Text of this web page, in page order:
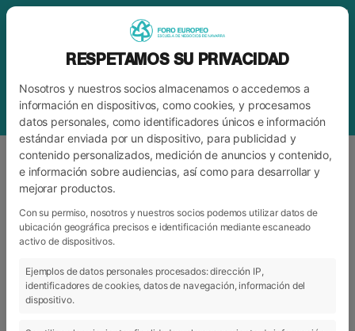
ETIQUETAFORO EUROPEO ESCUELA DE
NEGOCIOS DE NAVARRA
ARCHIVO CATEGORÍAS
RESPETAMOS SU PRIVACIDAD
Nosotros y nuestros socios almacenamos o accedemos a
información en dispositivos, como cookies, y procesamos
datos personales, como identificadores únicos e información
estándar enviada por un dispositivo, para publicidad y
contenido personalizados, medición de anuncios y contenido,
e información sobre audiencias, así como para desarrollar y
mejorar productos.
Con su permiso, nosotros y nuestros socios podemos utilizar datos de
ubicación geográfica precisos e identificación mediante escaneado
activo de dispositivos.
Ejemplos de datos personales procesados: dirección IP,
identificadores de cookies, datos de navegación, información del
dispositivo.